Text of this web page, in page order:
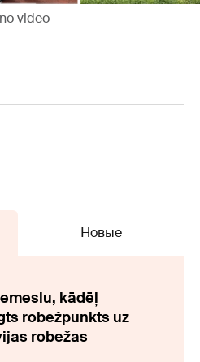
video
Новые
kādēļ
robežpunkts uz
robežas